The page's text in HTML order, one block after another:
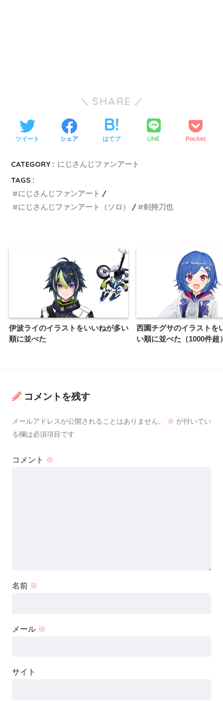
SHARE
ツイート シェア はてブ LINE Pocket
CATEGORY : にじさんじファンアート
TAGS :
にじさんじファンアート
にじさんじファンアート（ソロ）
剣持刀也
伊波ライのイラストをいいねが多い
順に並べた
西園チグサのイラストを
い順に並べた（1000件超
コメントを残す
メールアドレスが公開されることはありません。 ※ が付いてい
る欄は必須項目です
コメント ※
名前 ※
メール ※
サイト